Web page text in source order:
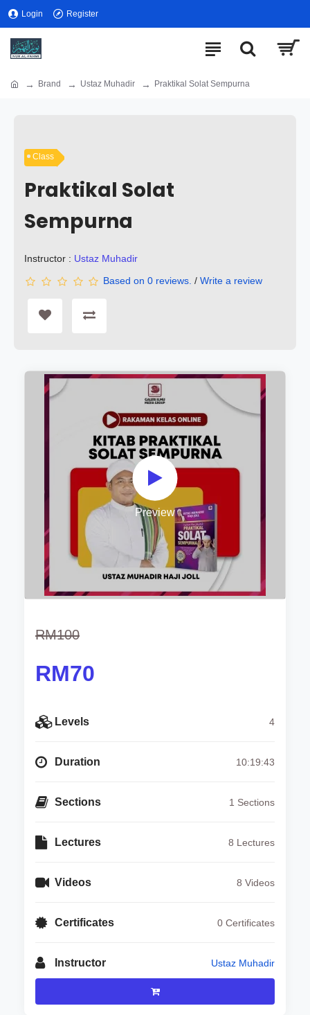
Login Register
Brand Ustaz Muhadir Praktikal Solat Sempurna
Class
Praktikal Solat
Sempurna
Instructor : Ustaz Muhadir
Based on 0 reviews. / Write a review
Preview
RM100
RM70
Levels 4
Duration 10:19:43
Sections 1 Sections
Lectures 8 Lectures
Videos 8 Videos
Certificates 0 Certificates
Instructor Ustaz Muhadir